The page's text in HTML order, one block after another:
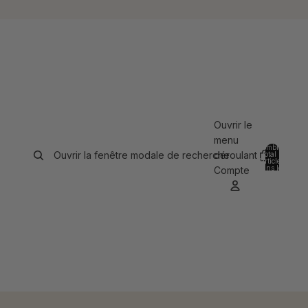
Ouvrir la fenêtre modale de recherche
Ouvrir le
menu
déroulant
Compte
Nombre
total
d’articles
dans le